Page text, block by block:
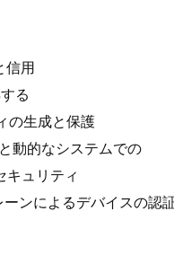
信用
る
の生成と保護
動的なシステムでの
キュリティ
ンによるデバイスの認